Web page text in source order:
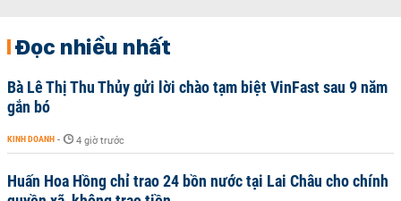
Đọc nhiều nhất
Bà Lê Thị Thu Thủy gửi lời chào tạm biệt VinFast sau 9 năm
gắn bó
KINH DOANH - 4 giờ trước
Huấn Hoa Hồng chỉ trao 24 bồn nước tại Lai Châu cho chính